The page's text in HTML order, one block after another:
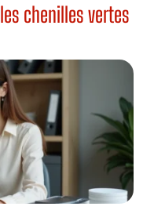
chenilles vertes